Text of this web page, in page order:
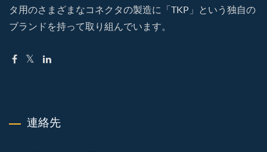
タ用のさまざまなコネクタの製造に「TKP」という独自の
ブランドを持って取り組んでいます。
連絡先